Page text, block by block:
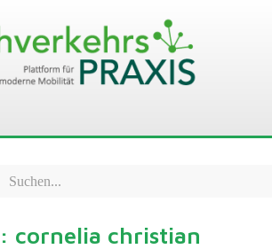
cornelia christian